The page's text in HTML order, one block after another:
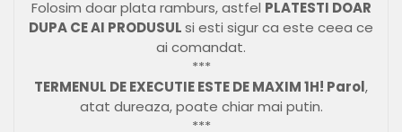
Folosim doar plata ramburs, astfel PLATESTI DOAR
DUPA CE AI PRODUSULsi esti sigur ca este ceea ce
ai comandat.
***
TERMENUL DE EXECUTIE ESTE DE MAXIM 1H! Parol,
atat dureaza, poate chiar mai putin.
***